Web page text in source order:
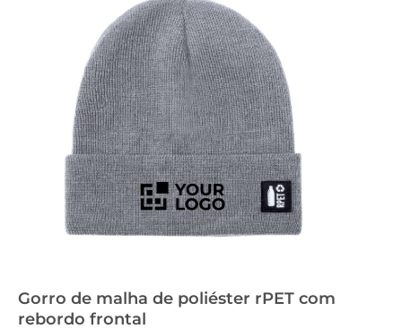
Gorro de malha de poliéster rPET com
rebordo frontal